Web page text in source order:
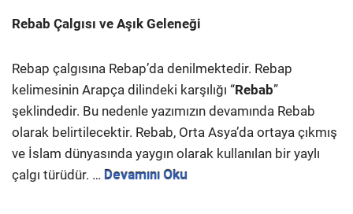
Rebab Çalgısı ve Aşık Geleneği
Rebap çalgısına Rebap’da denilmektedir. Rebap
kelimesinin Arapça dilindeki karşılığı “Rebab”
şeklindedir. Bu nedenle yazımızın devamında Rebab
olarak belirtilecektir. Rebab, Orta Asya’da ortaya çıkmış
ve İslam dünyasında yaygın olarak kullanılan bir yaylı
çalgı türüdür. … Devamını Oku